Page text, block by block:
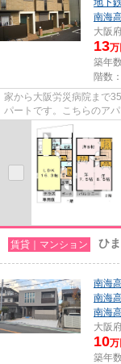
地下
南海
大阪
13万
築年
階数
家から大阪労災病院まで
パートです。こちらのア
ある賃貸情報のことなら、
賃貸｜マンション ひ
南海
南海
南海
大阪
10万
築年